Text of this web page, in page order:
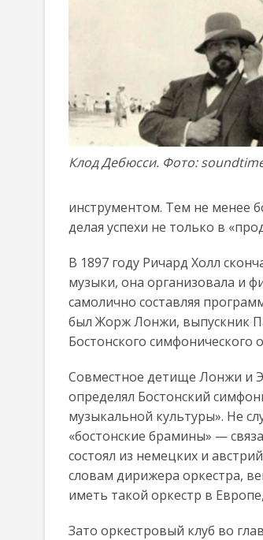
Клод Дебюсси. Фото:
инструментом. Тем не менее
делая успехи не только в
В 1897 году Ричард Холл
музыки, она организовала и
самолично составляя
был Жорж Лонжи, выпускник
Бостонского симфонического
Совместное детище Лонжи и
определял Бостонский
музыкальной культуры». Не
«бостонские брамины» —
состоял из немецких и
словам дирижера оркестра,
иметь такой оркестр в
Зато оркестровый клуб во